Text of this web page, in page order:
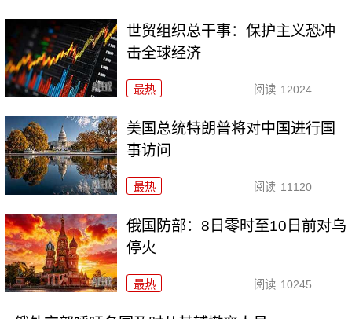
世贸组织总干事：保护主义恐冲
击全球经济
最热 阅读 12024
美国总统特朗普将对中国进行国
事访问
最热 阅读 11120
俄国防部：8日零时至10日前对乌
停火
最热 阅读 10245